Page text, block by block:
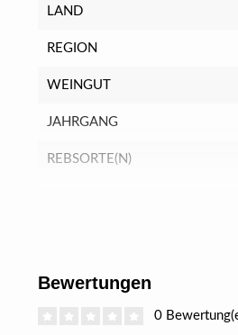
LAND
REGION
WEINGUT
JAHRGANG
REBSORTE(N)
Bewertungen
0